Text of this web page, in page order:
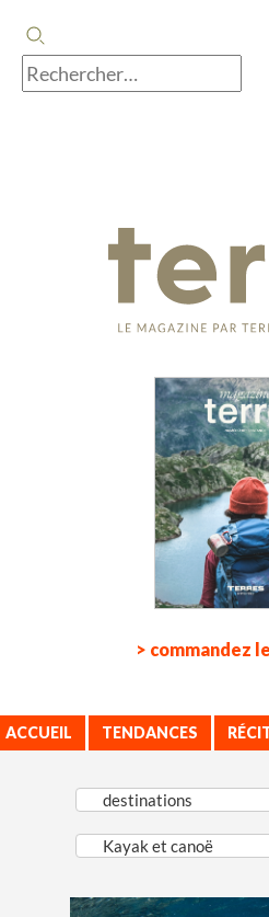
> commandez
ACCUEIL TENDANCES